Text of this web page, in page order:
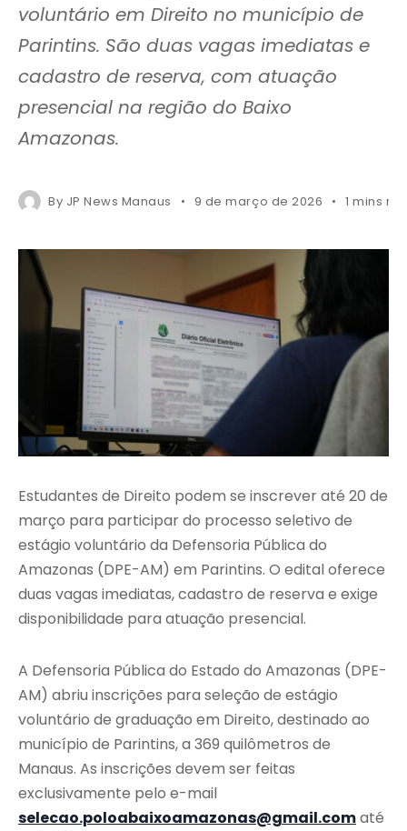
voluntário em Direito no município de
Parintins. São duas vagas imediatas e
cadastro de reserva, com atuação
presencial na região do Baixo
Amazonas.
By JP News Manaus 9 de março de 2026 1 mins
Estudantes de Direito podem se inscrever até 20 de
março para participar do processo seletivo de
estágio voluntário da Defensoria Pública do
Amazonas (DPE-AM) em Parintins. O edital oferece
duas vagas imediatas, cadastro de reserva e exige
disponibilidade para atuação presencial.
A Defensoria Pública do Estado do Amazonas (DPE-
AM) abriu inscrições para seleção de estágio
voluntário de graduação em Direito, destinado ao
município de Parintins, a 369 quilômetros de
Manaus. As inscrições devem ser feitas
exclusivamente pelo e-mail
selecao.poloabaixoamazonas@gmail.comaté